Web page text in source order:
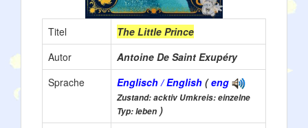
Titel
The Little Prince
Autor
Antoine De Saint Exupéry
Sprache
Englisch / English (eng
Zustand: acktiv Umkreis: einzelne
Typ: leben )